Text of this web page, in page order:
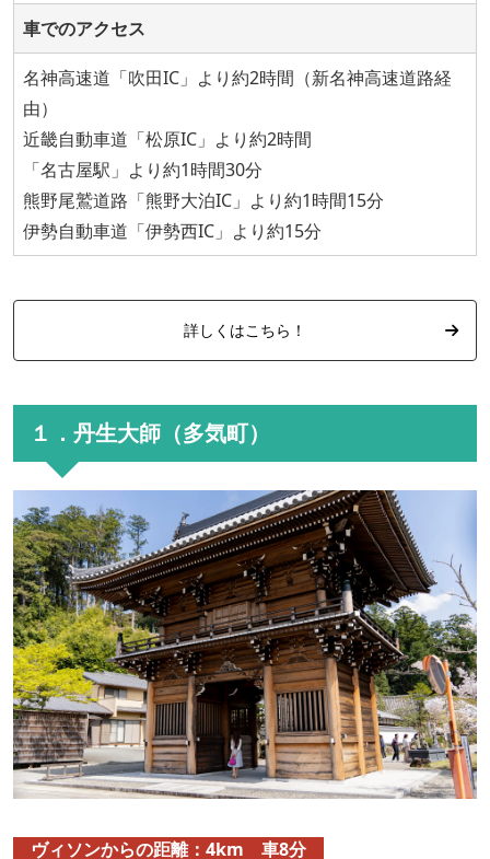
車でのアクセス
名神高速道「吹田IC」より約2時間（新名神高速道路経
由）
近畿自動車道「松原IC」より約2時間
「名古屋駅」より約1時間30分
熊野尾鷲道路「熊野大泊IC」より約1時間15分
伊勢自動車道「伊勢西IC」より約15分
詳しくはこちら！
１．丹生大師（多気町）
ヴィソンからの距離：4km 車8分